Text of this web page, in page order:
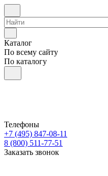
Каталог
По всему сайту
По каталогу
Телефоны
+7 (495) 847-08-11
8 (800) 511-77-51
Заказать звонок